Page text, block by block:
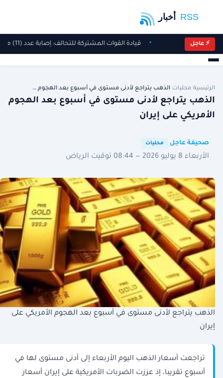
⚡ عاجل قيادة القوات المشتركة للتحالف: إصابة عدد (11) من المدنيين بمنطقة نجران نتيجة اعتداءات إرهابية حوثية
الرئيسية محليات الذهب يتراجع لأدنى مستوى في أسبوع بعد الهجوم …
الذهب يتراجع لأدنى مستوى في أسبوع بعد الهجوم
الأمريكي على إيران
صحيفة عاجل محليات
الأربعاء 8 يوليو 2026 — 08:44 توقيت الرياض
الذهب يتراجع لأدنى مستوى في أسبوع بعد الهجوم الأمريكي على
إيران
تراجعت أسعار الذهب اليوم الأربعاء إلى أدنى مستوى لها في
أسبوع تقريبا، إذ عززت الضربات الأمريكية على إيران أسعار